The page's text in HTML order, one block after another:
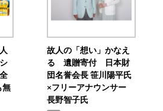
無
故人の「想い」かなえ
る 遺贈寄付 日本財
団名誉会長 笹川陽平氏
×フリーアナウンサー
長野智子氏